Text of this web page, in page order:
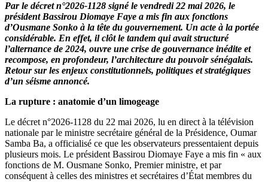
Par le décret n°2026-1128 signé le vendredi 22 mai 2026, le
président Bassirou Diomaye Faye a mis fin aux fonctions
d’Ousmane Sonko à la tête du gouvernement. Un acte à la portée
considérable. En effet, il clôt le tandem qui avait structuré
l’alternance de 2024, ouvre une crise de gouvernance inédite et
recompose, en profondeur, l’architecture du pouvoir sénégalais.
Retour sur les enjeux constitutionnels, politiques et stratégiques
d’un séisme annoncé.
La rupture : anatomie d’un limogeage
Le décret n°2026-1128 du 22 mai 2026, lu en direct à la télévision
nationale par le ministre secrétaire général de la Présidence, Oumar
Samba Ba, a officialisé ce que les observateurs pressentaient depuis
plusieurs mois. Le président Bassirou Diomaye Faye a mis fin « aux
fonctions de M. Ousmane Sonko, Premier ministre, et par
conséquent à celles des ministres et secrétaires d’État membres du